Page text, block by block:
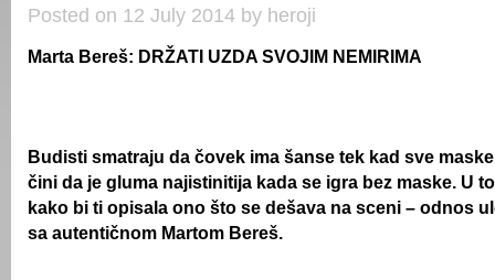
Posted on 12 July 2014 by heroji
Marta Bereš: DRŽATI UZDA SVOJIM NEMIRIMA
Budisti smatraju da čovek ima šanse tek kad sve
čini da je gluma najistinitija kada se igra bez maske. U
kako bi ti opisala ono što se dešava na sceni – odnos
sa autentičnom Martom Bereš.